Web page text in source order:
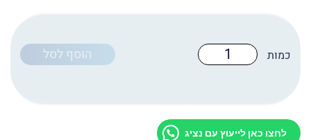
כמות
של הוסף לסל
לחצו כאן לייעוץ עם נציג